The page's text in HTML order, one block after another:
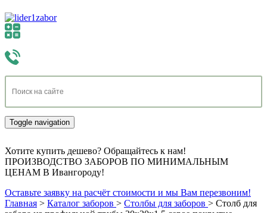
Toggle navigation
Хотите купить дешево? Обращайтесь к нам!
ПРОИЗВОДСТВО ЗАБОРОВ ПО МИНИМАЛЬНЫМ
ЦЕНАМ В Ивангороду!
Оставьте заявку на расчёт стоимости и мы Вам перезвоним!
Главная > Каталог заборов > Столбы для заборов > Столб для